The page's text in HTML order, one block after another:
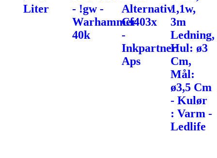
Liter
- !gw -
Warhammer
40k
Alternativ
Cf403x
-
Inkpartner
Aps
1,1w,
3m
Ledning,
Hul: ø3
Cm,
Mål:
ø3,5 Cm
- Kulør
: Varm -
Ledlife